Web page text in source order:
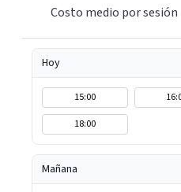
momento de dar el paso a
Costo medio por sesión
Hoy
15:00
18:00
Mañana